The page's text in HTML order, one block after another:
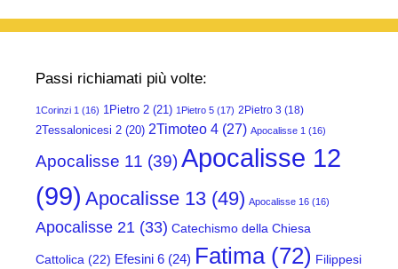
Passi richiamati più volte:
1Corinzi 1 (16) 1Pietro 2 (21) 1Pietro 5 (17) 2Pietro 3 (18)
2Tessalonicesi 2 (20) 2Timoteo 4 (27) Apocalisse 1 (16)
Apocalisse 11 (39)Apocalisse 12
(99) Apocalisse 13 (49) Apocalisse 16 (16)
Apocalisse 21 (33) Catechismo della Chiesa
Cattolica (22) Efesini 6 (24) Fatima(72) Filippesi